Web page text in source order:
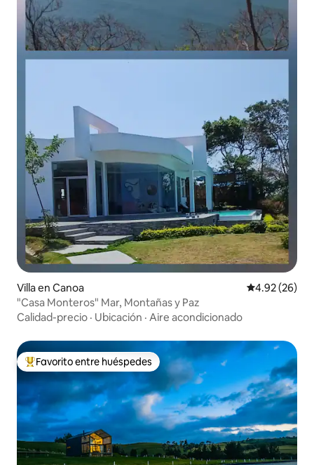
Villa en Canoa Calificación
4.92 (26)
"Casa Monteros" Mar, Montañas y Paz
Calidad-precio · Ubicación · Aire acondicionado
Favorito entre huéspedes preferido
Favorito entre huéspedes